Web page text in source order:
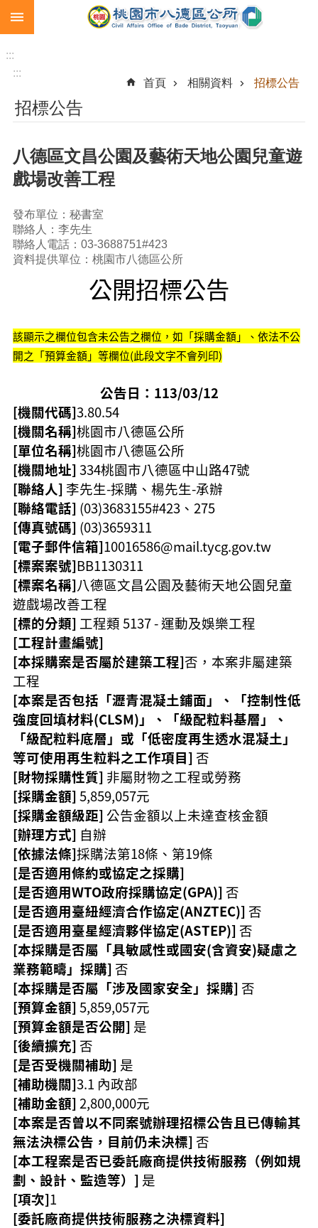
跳到主要內容區塊
市
民
急
難
助
進
階
本
區
訊
息
公
告
生
活
便
民
資
訊
機
關
通
訊
錄
相
關
資
料
活
動
報
名
專
區
回
首
頁
網
站
導
覽
市
政
信
箱
常
見
問
題
桃
園
市
政
府
隱
:::
:::
首頁
相關資料 招標公告
招標公告
八德區文昌公園及藝術天地公園兒童遊
戲場改善工程
發布單位：秘書室
聯絡人：李先生
聯絡人電話：03-3688751#423
資料提供單位：桃園市八德區公所
公開招標公告
該顯示之欄位包含未公告之欄位，如「採購金額」、依法不公
開之「預算金額」等欄位(此段文字不會列印)
公告日：113/03/12
[機關代碼]3.80.54
[機關名稱]桃園市八德區公所
[單位名稱]桃園市八德區公所
[機關地址] 334桃園市八德區中山路47號
[聯絡人] 李先生-採購、楊先生-承辦
[聯絡電話] (03)3683155#423、275
[傳真號碼] (03)3659311
[電子郵件信箱]10016586@mail.tycg.gov.tw
[標案案號]BB1130311
[標案名稱]八德區文昌公園及藝術天地公園兒童
遊戲場改善工程
[標的分類] 工程類 5137 - 運動及娛樂工程
[工程計畫編號]
[本採購案是否屬於建築工程]否，本案非屬建築
工程
[本案是否包括「瀝青混凝土鋪面」、「控制性低
強度回填材料(CLSM)」、「級配粒料基層」、
「級配粒料底層」或「低密度再生透水混凝土」
等可使用再生粒料之工作項目] 否
[財物採購性質] 非屬財物之工程或勞務
[採購金額] 5,859,057元
[採購金額級距] 公告金額以上未達查核金額
[辦理方式] 自辦
[依據法條]採購法第18條、第19條
[是否適用條約或協定之採購]
[是否適用WTO政府採購協定(GPA)] 否
[是否適用臺紐經濟合作協定(ANZTEC)] 否
[是否適用臺星經濟夥伴協定(ASTEP)] 否
[本採購是否屬「具敏感性或國安(含資安)疑慮之
業務範疇」採購] 否
[本採購是否屬「涉及國家安全」採購] 否
[預算金額] 5,859,057元
[預算金額是否公開] 是
[後續擴充] 否
[是否受機關補助] 是
[補助機關]3.1 內政部
[補助金額] 2,800,000元
[本案是否曾以不同案號辦理招標公告且已傳輸其
無法決標公告，目前仍未決標] 否
[本工程案是否已委託廠商提供技術服務（例如規
劃、設計、監造等）] 是
[項次]1
[委託廠商提供技術服務之決標資料]